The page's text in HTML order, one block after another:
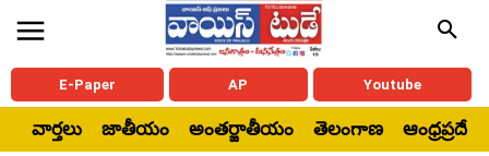
E-Paper AP Youtube
వార్తలు జాతీయం అంతర్జాతీయం తెలంగాణ ఆంధ్రప్రదేశ్